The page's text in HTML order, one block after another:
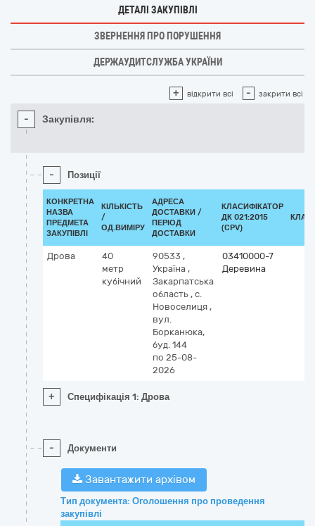
ДЕТАЛІ ЗАКУПІВЛІ
ЗВЕРНЕННЯ ПРО ПОРУШЕННЯ
ДЕРЖАУДИТСЛУЖБА УКРАЇНИ
+ відкрити всі - закрити всі
- Закупівля:
- Позиції
КОНКРЕТНА
НАЗВА
ПРЕДМЕТА
ЗАКУПІВЛІ
КІЛЬКІСТЬ
/
ОД.ВИМІРУ
АДРЕСА
ДОСТАВКИ /
ПЕРІОД
ДОСТАВКИ
КЛАСИФІКАТОР
ДК 021:2015
(CPV)
Дрова
40
метр
кубічний
90533 ,
Україна ,
Закарпатська
область , с.
Новоселиця ,
вул.
Борканюка,
буд. 144
по 25-08-
2026
03410000-7
Деревина
+ Специфікація 1: Дрова
- Документи
Завантажити архівом
Тип документа: Оголошення про проведення
закупівлі